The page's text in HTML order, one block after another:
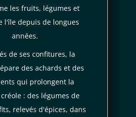
les fruits, légumes et
l'île depuis de longues
années.
de ses confitures, la
des achards et des
qui prolongent la
: des légumes de
relevés d'épices, dans